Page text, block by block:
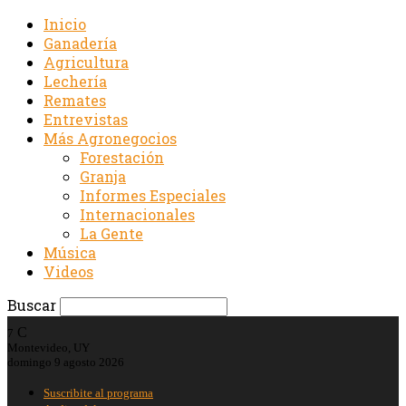
Inicio
Ganadería
Agricultura
Lechería
Remates
Entrevistas
Más Agronegocios
Forestación
Granja
Informes Especiales
Internacionales
La Gente
Música
Videos
Buscar
7 C
Montevideo, UY
domingo 9 agosto 2026
Suscribite al programa